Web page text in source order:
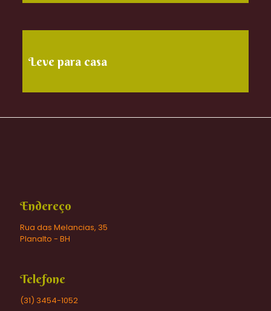
Leve para casa
Endereço
Rua das Melancias, 35
Planalto - BH
Telefone
(31) 3454-1052